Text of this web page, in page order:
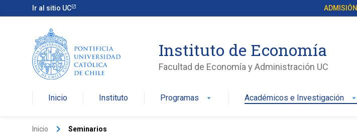
Ir al sitio UC ADMISIÓN
Instituto de Economía
Facultad de Economía y Administración UC
Inicio Instituto Programas arrow_drop_down Académicos e Investigación arrow_drop_down
Inicio keyboard_arrow_right Seminarios